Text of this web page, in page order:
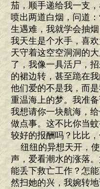
茄，顺手递给我一支
喷出两道白烟，问道
生遇难，我就学会抽
我天生是个水手，喜
天守着这空空洞洞的
了，我像一具活尸，
的裙边转，甚至跪在
他们爱的不是我，而
重温海上的梦。我准
我想请你一块航海，
做点事。这不比你当
较好的报酬吗？比比
纽纽的异想天开，使
声，爱看潮水的涨落
能丢下救亡工作？怎
然扫她的兴，我婉转